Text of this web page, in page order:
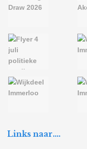
Links naar….